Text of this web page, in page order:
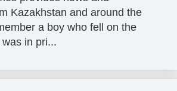
Kazakhstan and around the
a boy who fell on the
in pri...